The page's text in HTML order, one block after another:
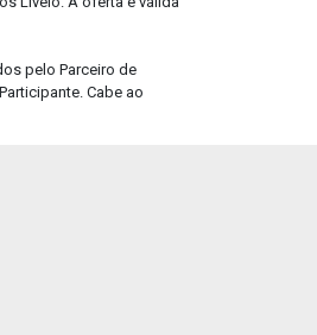
pelo Parceiro de
Cabe ao